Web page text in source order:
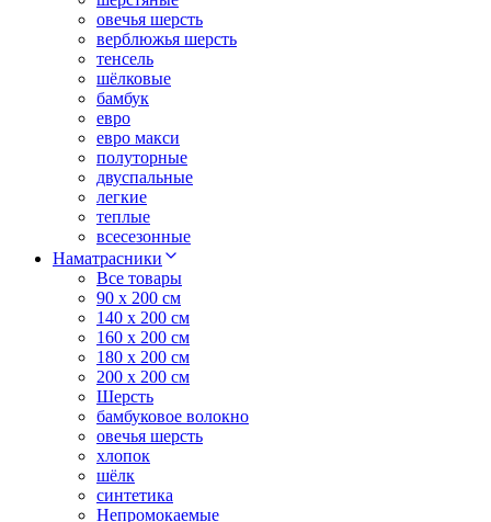
овечья шерсть
верблюжья шерсть
тенсель
шёлковые
бамбук
евро
евро макси
полуторные
двуспальные
легкие
теплые
всесезонные
Наматрасники
Все товары
90 x 200 см
140 x 200 см
160 x 200 см
180 x 200 см
200 x 200 см
Шерсть
бамбуковое волокно
овечья шерсть
хлопок
шёлк
синтетика
Непромокаемые